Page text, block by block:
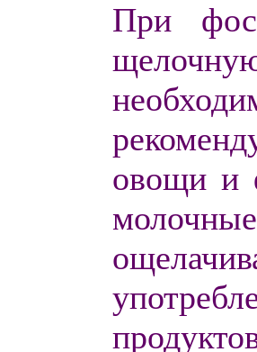
При
овощи и